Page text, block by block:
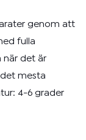
genom att
fulla
när det är
mesta
4-6 grader